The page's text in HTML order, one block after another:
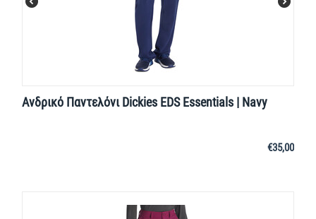
Ανδρικό Παντελόνι Dickies EDS Essentials | Navy
€35,00